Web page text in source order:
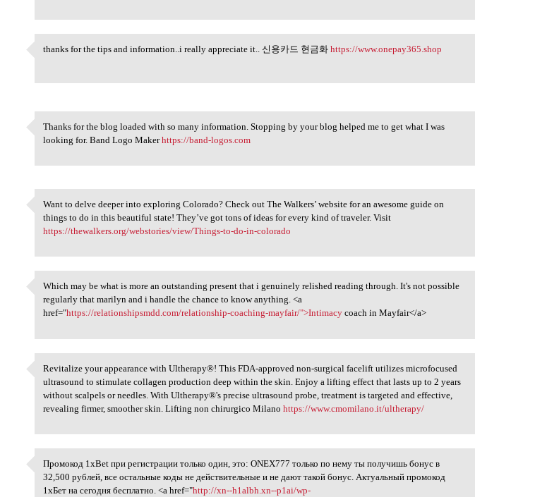
thanks for the tips and
thanks for the tips and information..i really appreciate it.. 신용카드 현금화https://www.onepay365.shop
Thanks for the blog loaded
Thanks for the blog loaded with so many information. Stopping by your blog helped me to get what I was
looking for. Band Logo Makerhttps://band-logos.com
Want to delve deeper into
Want to delve deeper into exploring Colorado? Check out The Walkers’ website for an awesome guide on
things to do in this beautiful state! They’ve got tons of ideas for every kind of traveler. Visit
https://thewalkers.org/webstories/view/Things-to-do-in-colorado
Which may be what is more an
Which may be what is more an outstanding present that i genuinely relished reading through. It's not possible
regularly that marilyn and i handle the chance to know anything. <a
href="https://relationshipsmdd.com/relationship-coaching-mayfair/">Intimacy coach in Mayfair</a>
Revitalize your appearance
Revitalize your appearance with Ultherapy®! This FDA-approved non-surgical facelift utilizes microfocused
ultrasound to stimulate collagen production deep within the skin. Enjoy a lifting effect that lasts up to 2 years
without scalpels or needles. With Ultherapy®'s precise ultrasound probe, treatment is targeted and effective,
revealing firmer, smoother skin. Lifting non chirurgico Milanohttps://www.cmomilano.it/ultherapy/
Промокод 1xBet при
Промокод 1xBet при регистрации только один, это: ONEX777 только по нему ты получишь бонус в
32,500 рублей, все остальные коды не действительные и не дают такой бонус. Актуальный промокод
1хБет на сегодня бесплатно. <a href="http://xn--h1albh.xn--p1ai/wp-